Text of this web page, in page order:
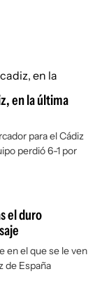
en la última
para el Cádiz
perdió 6-1 por
el duro
en el que se le ven
de España